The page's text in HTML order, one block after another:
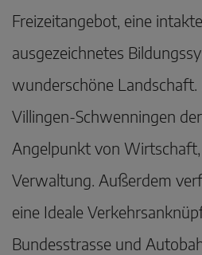
Freizeitangebot, eine
ausgezeichnetes
wunderschöne
Villingen-Schwenningen
Angelpunkt von
Verwaltung. Außerdem
eine Ideale
Bundesstrasse und